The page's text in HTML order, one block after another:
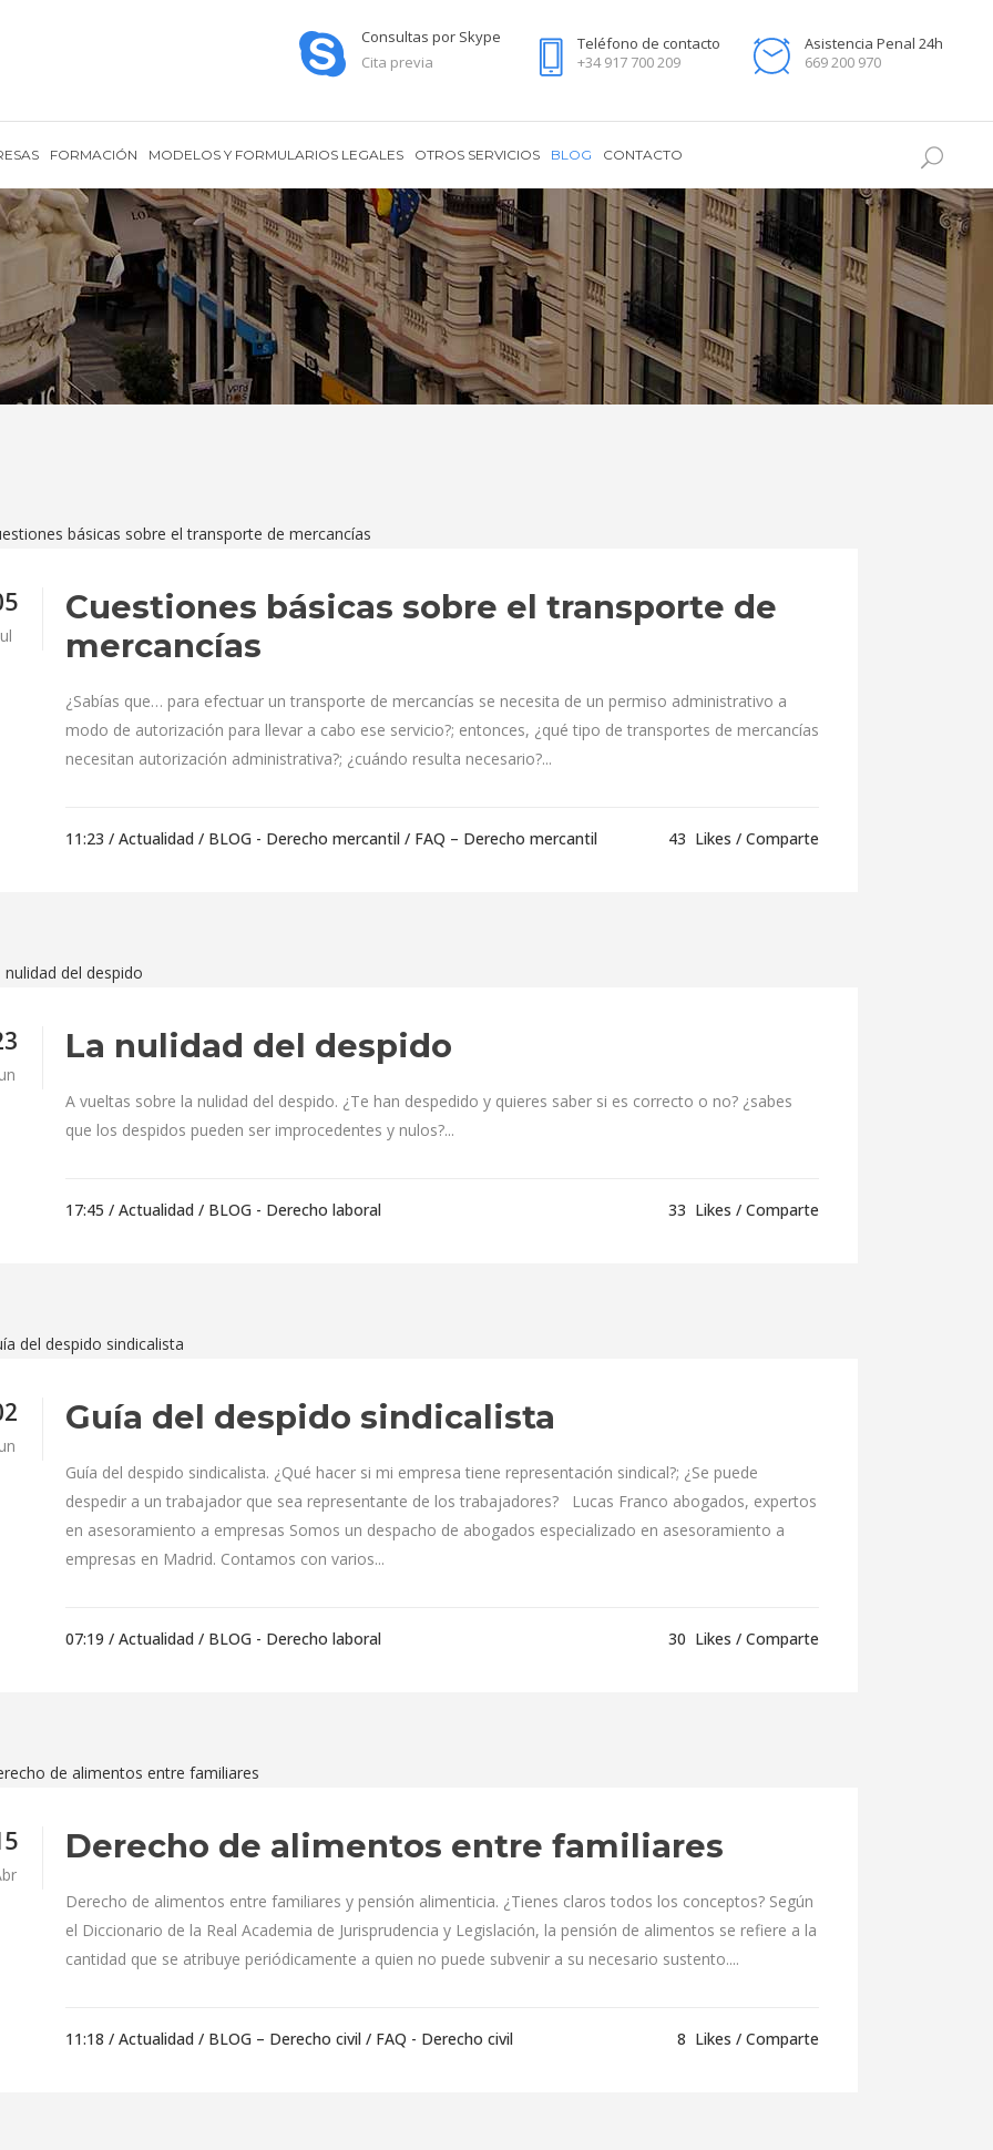
Consultas por Skype
Cita previa
Teléfono de contacto
+34 917 700 209
Asistencia Penal 24h
669 200 970
FORMACIÓN MODELOS Y FORMULARIOS LEGALES OTROS SERVICIOS BLOG CONTACTO
Cuestiones básicas sobre el transporte de
mercancías
¿Sabías que… para efectuar un transporte de mercancías se necesita de un permiso administrativo a
modo de autorización para llevar a cabo ese servicio?; entonces, ¿qué tipo de transportes de mercancías
necesitan autorización administrativa?; ¿cuándo resulta necesario?...
11:23 / Actualidad / BLOG - Derecho mercantil / FAQ – Derecho mercantil 43 Likes Comparte
La nulidad del despido
A vueltas sobre la nulidad del despido. ¿Te han despedido y quieres saber si es correcto o no? ¿sabes
que los despidos pueden ser improcedentes y nulos?...
17:45 / Actualidad / BLOG - Derecho laboral 33 Likes Comparte
Guía del despido sindicalista
Guía del despido sindicalista. ¿Qué hacer si mi empresa tiene representación sindical?; ¿Se puede
despedir a un trabajador que sea representante de los trabajadores? Lucas Franco abogados, expertos
en asesoramiento a empresas Somos un despacho de abogados especializado en asesoramiento a
empresas en Madrid. Contamos con varios...
07:19 / Actualidad / BLOG - Derecho laboral 30 Likes Comparte
Derecho de alimentos entre familiares
Derecho de alimentos entre familiares y pensión alimenticia. ¿Tienes claros todos los conceptos? Según
el Diccionario de la Real Academia de Jurisprudencia y Legislación, la pensión de alimentos se refiere a la
cantidad que se atribuye periódicamente a quien no puede subvenir a su necesario sustento....
11:18 / Actualidad / BLOG – Derecho civil / FAQ - Derecho civil 8 Likes Comparte